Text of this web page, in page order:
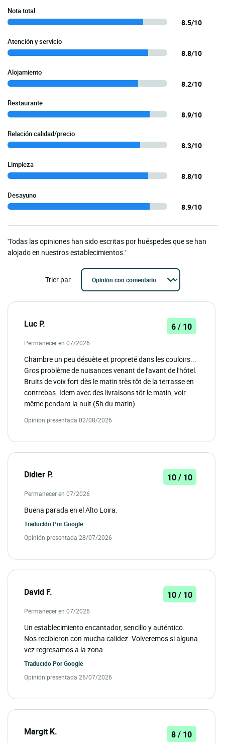
Nota total
8.5/10
Atención y servicio
8.8/10
Alojamiento
8.2/10
Restaurante
8.9/10
Relación calidad/precio
8.3/10
Limpieza
8.8/10
Desayuno
8.9/10
'Todas las opiniones han sido escritas por huéspedes que se han
alojado en nuestros establecimientos.'
Trier par
Luc P. 6 / 10
Permanecer en 07/2026
Chambre un peu désuète et propreté dans les couloirs...
Gros problème de nuisances venant de l'avant de l'hôtel.
Bruits de voix fort dès le matin très tôt de la terrasse en
contrebas. Idem avec des livraisons tôt le matin, voir
même pendant la nuit (5h du matin).
Opinión presentada 02/08/2026
Didier P. 10 / 10
Permanecer en 07/2026
Buena parada en el Alto Loira.
Traducido PorGoogle
Opinión presentada 28/07/2026
David F. 10 / 10
Permanecer en 07/2026
Un establecimiento encantador, sencillo y auténtico.
Nos recibieron con mucha calidez. Volveremos si alguna
vez regresamos a la zona.
Traducido PorGoogle
Opinión presentada 26/07/2026
Margit K. 8 / 10